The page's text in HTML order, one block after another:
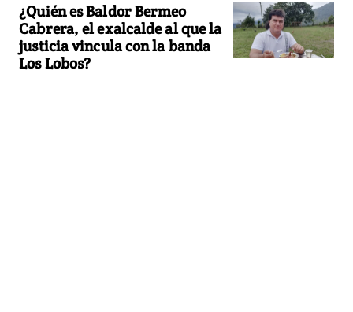
¿Quién es Baldor Bermeo
Cabrera, el exalcalde al que la
justicia vincula con la banda
Los Lobos?